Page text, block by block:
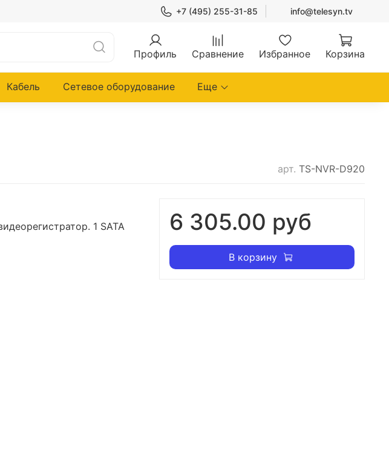
+7 (495) 255-31-85 info@telesyn.tv
Профиль Сравнение Избранное Корзина
Кабель Сетевое оборудование Еще
арт. TS-NVR-D920
1 SATA
6 305.00 руб
В корзину